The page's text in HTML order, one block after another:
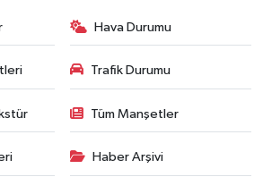
Hava Durumu
Trafik Durumu
Tüm Manşetler
Haber Arşivi